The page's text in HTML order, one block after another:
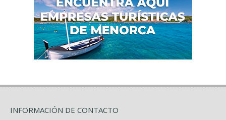
INFORMACIÓN DE CONTACTO